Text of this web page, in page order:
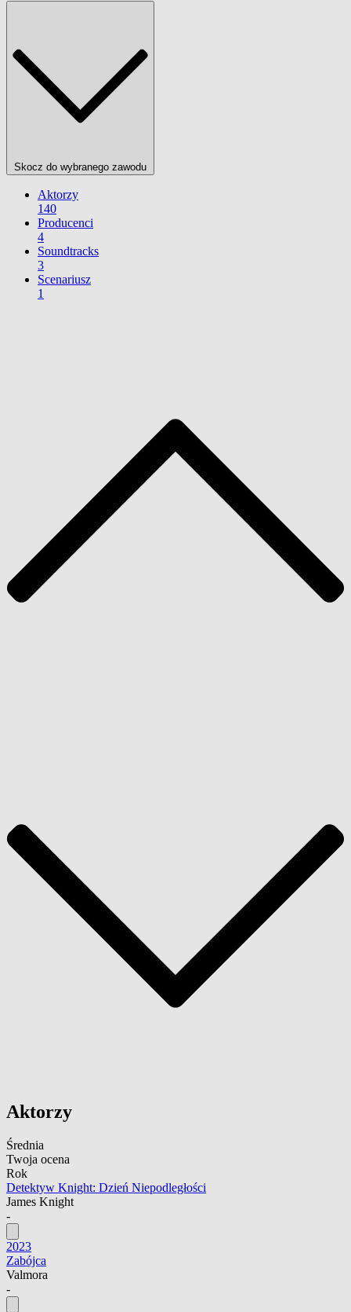
Skocz do wybranego zawodu
Aktorzy
140
Producenci
4
Soundtracks
3
Scenariusz
1
Aktorzy
Średnia
Twoja ocena
Rok
Detektyw Knight: Dzień Niepodległości
James Knight
-
2023
Zabójca
Valmora
-